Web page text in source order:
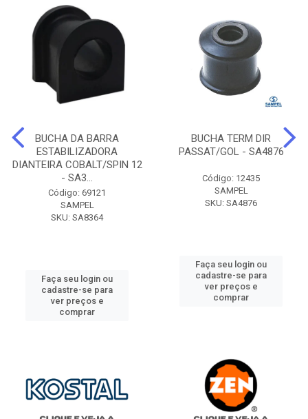
BUCHA DA BARRA
ESTABILIZADORA
DIANTEIRA COBALT/SPIN 12
- SA3...
Código: 69121
SAMPEL
SKU: SA8364
Faça seu login ou
cadastre-se para
ver preços e
comprar
BUCHA TERM DIR
PASSAT/GOL - SA4876
Código: 12435
SAMPEL
SKU: SA4876
Faça seu login ou
cadastre-se para
ver preços e
comprar